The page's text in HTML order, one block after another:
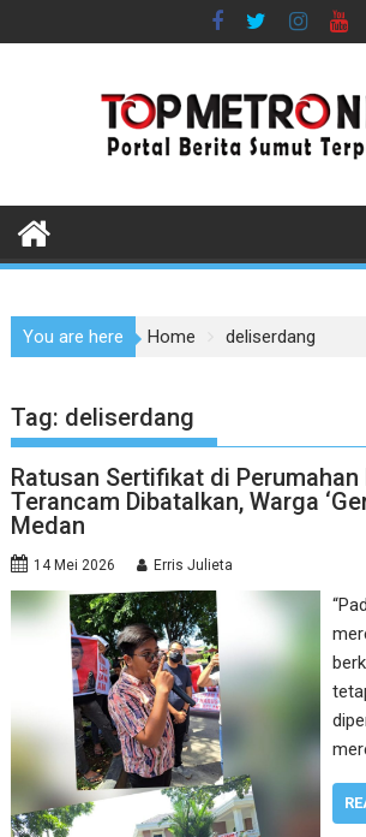
to
You are here Home deliserdang
Tag: deliserdang
Ratusan Sertifikat di
Terancam Dibatalkan, Warga
Medan
14 Mei 2026 Erris Julieta